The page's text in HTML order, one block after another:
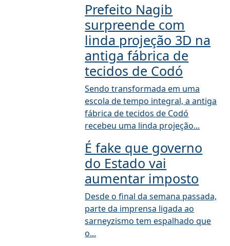
Prefeito Nagib
surpreende com
linda projeção 3D na
antiga fábrica de
tecidos de Codó
Sendo transformada em uma
escola de tempo integral, a antiga
fábrica de tecidos de Codó
recebeu uma linda projeção...
É fake que governo
do Estado vai
aumentar imposto
Desde o final da semana passada,
parte da imprensa ligada ao
sarneyzismo tem espalhado que
o...